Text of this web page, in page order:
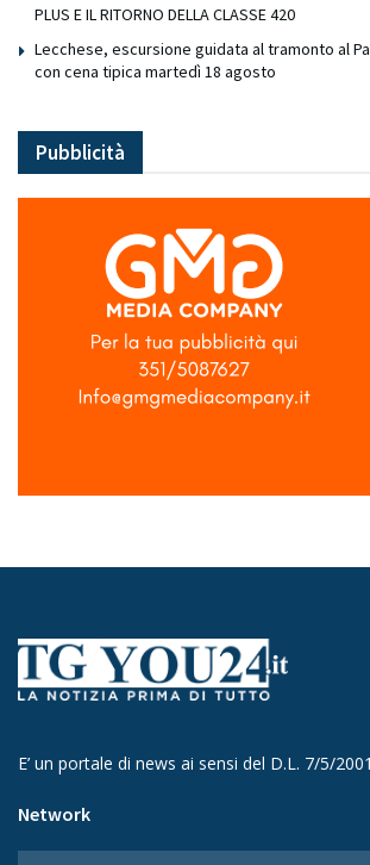
PLUS E IL RITORNO DELLA CLASSE 420
Lecchese, escursione guidata al tramonto al
con cena tipica martedì 18 agosto
Pubblicità
E’ un portale di news ai sensi del D.L. 7/5/
Network